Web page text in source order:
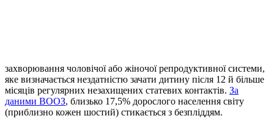
захворювання чоловічої або жіночої репродуктивної системи,
яке визначається нездатністю зачати дитину після 12 й більше
місяців регулярних незахищених статевих контактів. За
даними ВООЗ, близько 17,5% дорослого населення світу
(приблизно кожен шостий) стикається з безпліддям.